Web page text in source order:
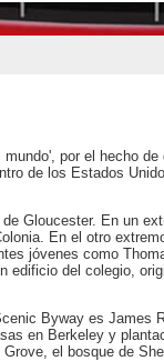
por el hecho de
de los Estados
Gloucester. En un
En el otro
jóvenes como
edificio del colegio,
Byway es James
en Berkeley y
el bosque de